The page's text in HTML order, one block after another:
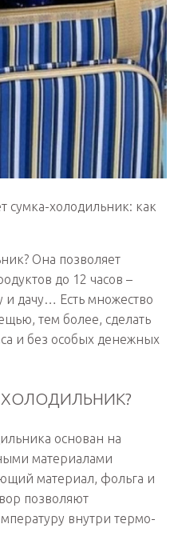
сумка-холодильник: как
Она позволяет
до 12 часов –
дачу… Есть множество
тем более, сделать
и без особых денежных
ХОЛОДИЛЬНИК?
основан на
материалами
материал, фольга и
позволяют
внутри термо-